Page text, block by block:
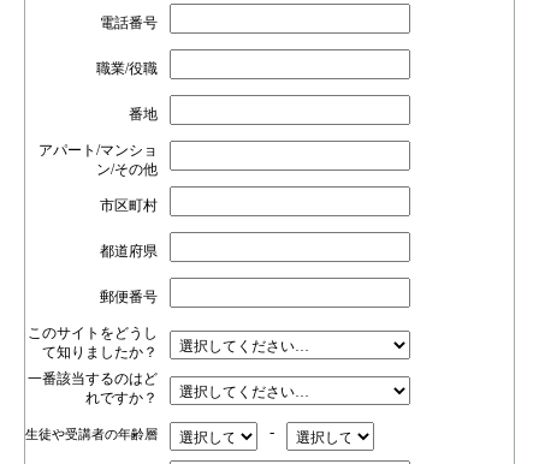
電話番号
職業/役職
番地
アパート/マンショ
ン/その他
市区町村
都道府県
郵便番号
このサイトをどうし
て知りましたか？
一番該当するのはど
れですか？
生徒や受講者の年齢層 -